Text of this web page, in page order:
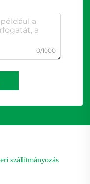
0/1000
szállítmányozás